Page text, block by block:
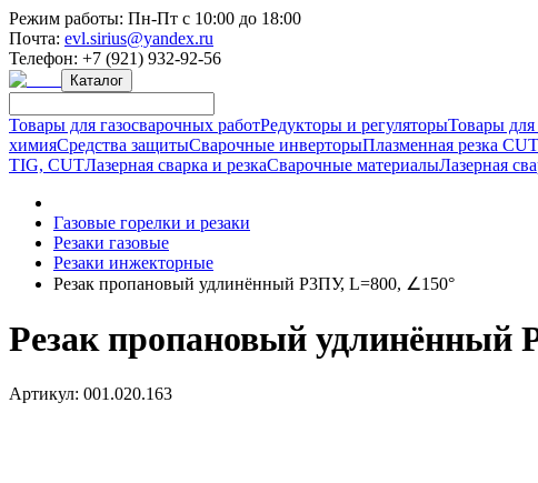
Режим работы: Пн-Пт с 10:00 до 18:00
Почта: evl.sirius@yandex.ru
Телефон: +7 (921) 932-92-56
Каталог
Товары для газосварочных работРедукторы и регуляторыТовары для
химияСредства защитыСварочные инверторыПлазменная резка CUT
TIG, CUTЛазерная сварка и резкаСварочные материалыЛазерная
Газовые горелки и резаки
Резаки газовые
Резаки инжекторные
Резак пропановый удлинённый Р3ПУ, L=800, ∠150°
Резак пропановый удлинённый
Артикул: 001.020.163